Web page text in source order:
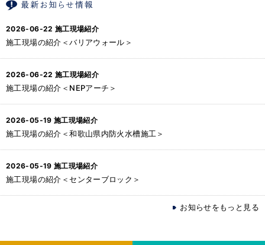
2026-06-22 施工現場紹介
施工現場の紹介＜バリアウォール＞
2026-06-22 施工現場紹介
施工現場の紹介＜NEPアーチ＞
2026-05-19 施工現場紹介
施工現場の紹介＜和歌山県内防火水槽施工＞
2026-05-19 施工現場紹介
施工現場の紹介＜センターブロック＞
お知らせをもっと見る